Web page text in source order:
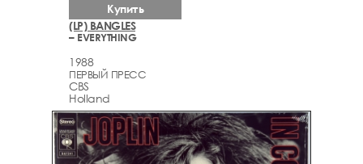
(LP) BANGLES
– EVERYTHING
1988
ПЕРВЫЙ ПРЕСС
CBS
Holland
Купить